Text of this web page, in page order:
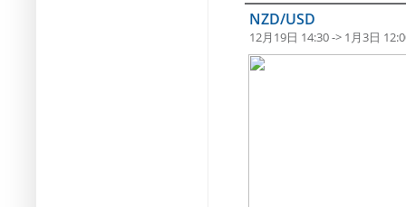
NZD/USD
12月19日 14:30 -> 1月3日